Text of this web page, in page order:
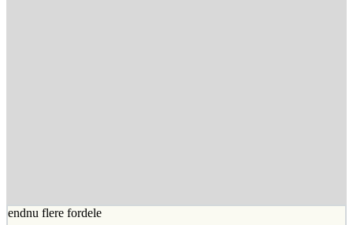
endnu flere fordele